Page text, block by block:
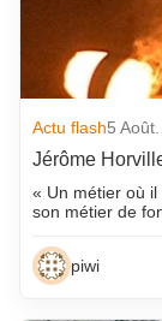
Actu flash5
Jérôme
« Un métier où
son métier de
piwi